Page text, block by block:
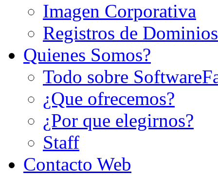
Imagen Corporativa
Registros de Dominios
Quienes Somos?
Todo sobre
¿Que ofrecemos?
¿Por que elegirnos?
Staff
Contacto Web